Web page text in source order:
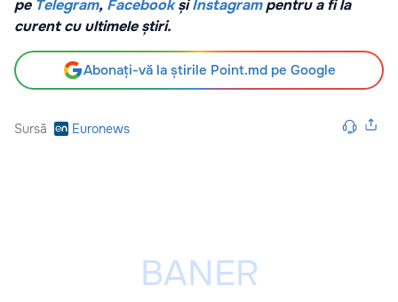
pe Telegram, Facebook șiInstagrampentru a fi la
curent cu ultimele știri.
Abonați-vă la știrile Point.md pe Google
Sursă Euronews